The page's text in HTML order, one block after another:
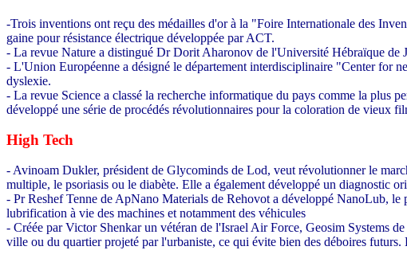
-Trois inventions ont reçu des médailles d'or à la "Foire Internationale des
gaine pour résistance électrique développée par ACT.
- La revue Nature a distingué Dr Dorit Aharonov de l'Université Hébraïque de
- L'Union Européenne a désigné le département interdisciplinaire "Center for
dyslexie.
- La revue Science a classé la recherche informatique du pays comme la plus
développé une série de procédés révolutionnaires pour la coloration de vieux
High Tech
- Avinoam Dukler, président de Glycominds de Lod, veut révolutionner le
multiple, le psoriasis ou le diabète. Elle a également développé un diagnostic
- Pr Reshef Tenne de ApNano Materials de Rehovot a développé NanoLub,
lubrification à vie des machines et notamment des véhicules
- Créée par Victor Shenkar un vétéran de l'Israel Air Force, Geosim Systems
ville ou du quartier projeté par l'urbaniste, ce qui évite bien des déboires